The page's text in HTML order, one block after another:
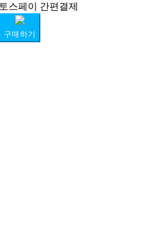
토스페이 간편결제
구매하기